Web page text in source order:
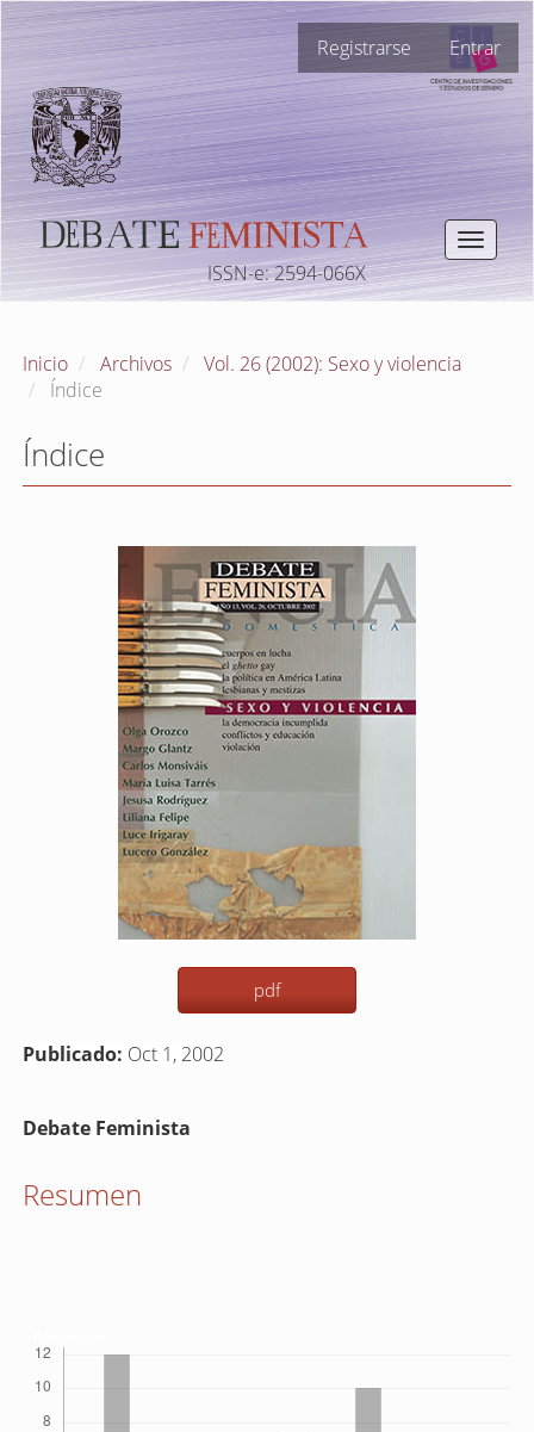
Navegación
principal
Contenido
principal
Barra
lateral
Registrarse Entrar
Toggle
ISSN-e: 2594-066X
Inicio Archivos
Vol. 26 (2002): Sexo y violencia
Índice
Índice
pdf
Publicado: Oct 1, 2002
Contenido
del
Debate Feminista
Resumen